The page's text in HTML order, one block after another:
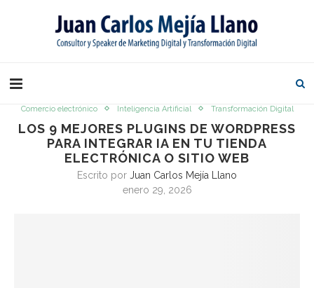
Comercio electrónico Inteligencia Artificial Transformación Digital
LOS 9 MEJORES PLUGINS DE WORDPRESS
PARA INTEGRAR IA EN TU TIENDA
ELECTRÓNICA O SITIO WEB
Escrito por Juan Carlos Mejía Llano
enero 29, 2026